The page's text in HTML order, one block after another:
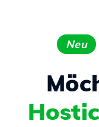
Neu